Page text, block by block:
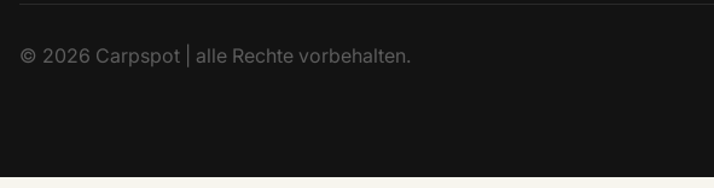
© 2026 Carpspot | alle Rechte vorbehalten.